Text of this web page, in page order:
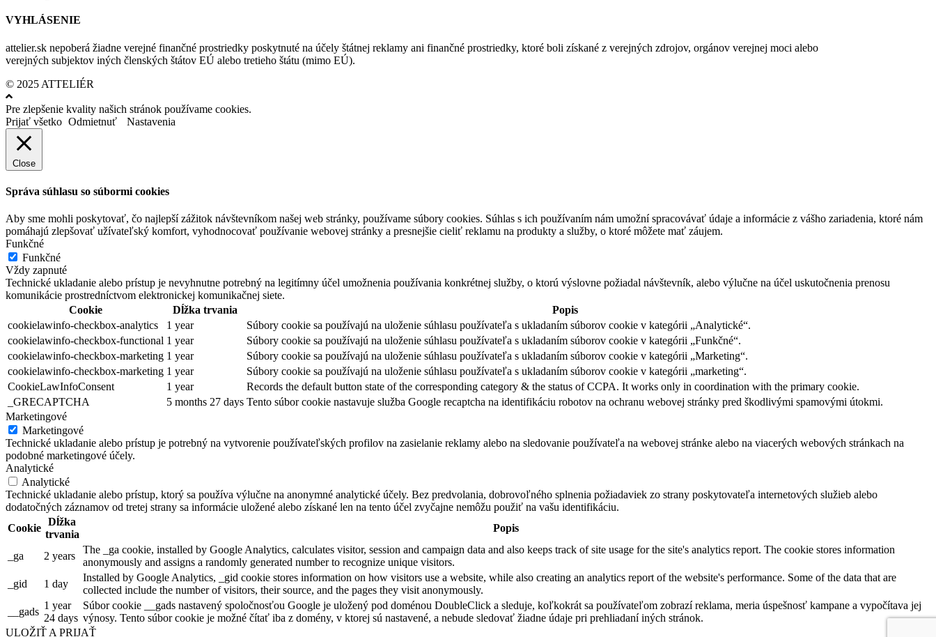
VYHLÁSENIE
attelier.sk nepoberá žiadne verejné finančné prostriedky poskytnuté na účely štátnej reklamy ani finančné prostriedky, ktoré boli získané z verejných zdrojov, orgánov verejnej moci alebo
verejných subjektov iných členských štátov EÚ alebo tretieho štátu (mimo EÚ).
© 2025 ATTELIÉR
Pre zlepšenie kvality našich stránok používame cookies.
Prijať všetko Odmietnuť Nastavenia
Close
Správa súhlasu so súbormi cookies
Aby sme mohli poskytovať, čo najlepší zážitok návštevníkom našej web stránky, používame súbory cookies. Súhlas s ich používaním nám umožní spracovávať údaje a informácie z vášho zariadenia, ktoré nám
pomáhajú zlepšovať užívateľský komfort, vyhodnocovať používanie webovej stránky a presnejšie cieliť reklamu na produkty a služby, o ktoré môžete mať záujem.
Funkčné
Funkčné
Vždy zapnuté
Technické ukladanie alebo prístup je nevyhnutne potrebný na legitímny účel umožnenia používania konkrétnej služby, o ktorú výslovne požiadal návštevník, alebo výlučne na účel uskutočnenia prenosu
komunikácie prostredníctvom elektronickej komunikačnej siete.
Cookie
Dĺžka trvania
Popis
cookielawinfo-checkbox-analytics
1 year
Súbory cookie sa používajú na uloženie súhlasu používateľa s ukladaním súborov cookie v kategórii „Analytické“.
cookielawinfo-checkbox-functional 1 year
Súbory cookie sa používajú na uloženie súhlasu používateľa s ukladaním súborov cookie v kategórii „Funkčné“.
cookielawinfo-checkbox-marketing 1 year
Súbory cookie sa používajú na uloženie súhlasu používateľa s ukladaním súborov cookie v kategórii „Marketing“.
cookielawinfo-checkbox-marketing 1 year
Súbory cookie sa používajú na uloženie súhlasu používateľa s ukladaním súborov cookie v kategórii „marketing“.
CookieLawInfoConsent
1 year
Records the default button state of the corresponding category & the status of CCPA. It works only in coordination with the primary cookie.
_GRECAPTCHA
5 months 27 days Tento súbor cookie nastavuje služba Google recaptcha na identifikáciu robotov na ochranu webovej stránky pred škodlivými spamovými útokmi.
Marketingové
Marketingové
Technické ukladanie alebo prístup je potrebný na vytvorenie používateľských profilov na zasielanie reklamy alebo na sledovanie používateľa na webovej stránke alebo na viacerých webových stránkach na
podobné marketingové účely.
Analytické
Analytické
Technické ukladanie alebo prístup, ktorý sa používa výlučne na anonymné analytické účely. Bez predvolania, dobrovoľného splnenia požiadaviek zo strany poskytovateľa internetových služieb alebo
dodatočných záznamov od tretej strany sa informácie uložené alebo získané len na tento účel zvyčajne nemôžu použiť na vašu identifikáciu.
Cookie
Dĺžka
trvania
Popis
_ga 2 years
The _ga cookie, installed by Google Analytics, calculates visitor, session and campaign data and also keeps track of site usage for the site's analytics report. The cookie stores information
anonymously and assigns a randomly generated number to recognize unique visitors.
_gid
1 day
Installed by Google Analytics, _gid cookie stores information on how visitors use a website, while also creating an analytics report of the website's performance. Some of the data that are
collected include the number of visitors, their source, and the pages they visit anonymously.
__gads
1 year
24 days
Súbor cookie __gads nastavený spoločnosťou Google je uložený pod doménou DoubleClick a sleduje, koľkokrát sa používateľom zobrazí reklama, meria úspešnosť kampane a vypočítava jej
výnosy. Tento súbor cookie je možné čítať iba z domény, v ktorej sú nastavené, a nebude sledovať žiadne údaje pri prehliadaní iných stránok.
ULOŽIŤ A PRIJAŤ